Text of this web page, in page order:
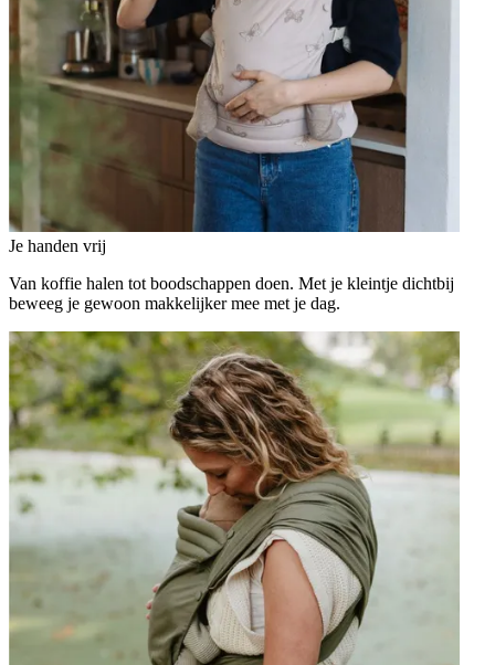
Je handen vrij
Van koffie halen tot boodschappen doen. Met je kleintje dichtbij
beweeg je gewoon makkelijker mee met je dag.